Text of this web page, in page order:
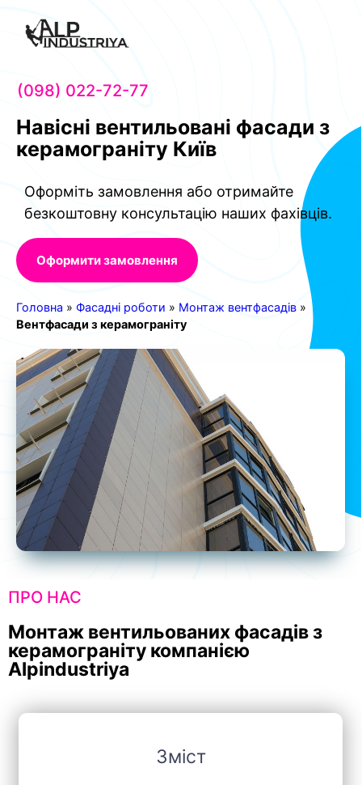
(098) 022-72-77
Навісні вентильовані фасади з
керамограніту Київ
Оформіть замовлення або отримайте
безкоштовну консультацію наших фахівців.
Оформити замовлення
Головна » Фасадні роботи » Монтаж вентфасадів »
Вентфасади з керамограніту
ПРО НАС
Монтаж вентильованих фасадів з
керамограніту компанією
Alpindustriya
Зміст